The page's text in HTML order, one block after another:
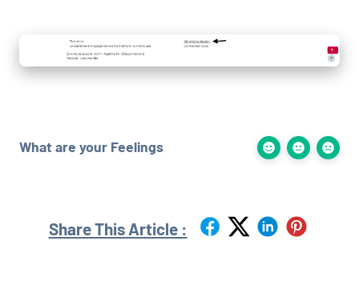
What are your Feelings
Share This Article :